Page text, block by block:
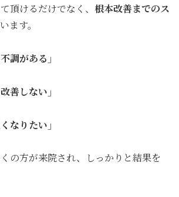
頂けるだけでなく、 根本改善までのス
ます。
調がある」
善しない」
なりたい」
の方が来院され、しっかりと結果を